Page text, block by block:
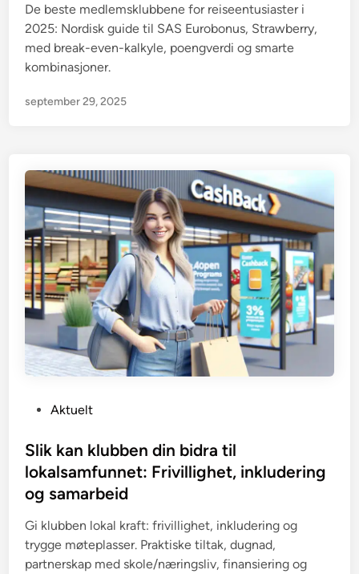
d
i
n
De beste medlemsklubbene for reiseentusiaster i
2025: Nordisk guide til SAS Eurobonus, Strawberry,
med break-even-kalkyle, poengverdi og smarte
kombinasjoner.
september 29, 2025
s
t
d
i
n
Aktuelt
Slik kan klubben din bidra til
lokalsamfunnet: Frivillighet, inkludering
og samarbeid
Gi klubben lokal kraft: frivillighet, inkludering og
trygge møteplasser. Praktiske tiltak, dugnad,
partnerskap med skole/næringsliv, finansiering og